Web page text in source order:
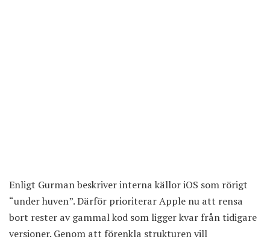
Enligt Gurmanbeskriver interna källor iOS som rörigt
“under huven”. Därför prioriterar Apple nu att rensa
bort rester av gammal kod som ligger kvar från tidigare
versioner. Genom att förenkla strukturen vill